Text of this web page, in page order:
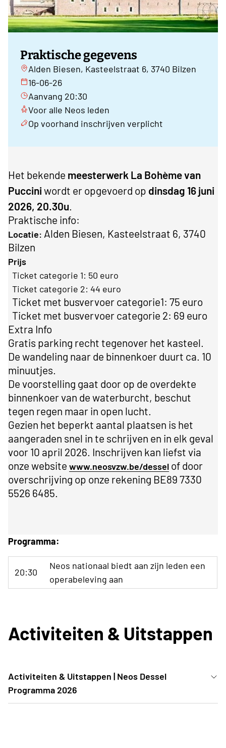
Praktische gegevens
Alden Biesen, Kasteelstraat 6, 3740 Bilzen
16-06-26
Aanvang 20:30
Voor alle Neos leden
Op voorhand inschrijven verplicht
Het bekende meesterwerk La Bohème van
Pucciniwordt er opgevoerd op dinsdag 16 juni
2026, 20.30u.
Praktische info:
Locatie: Alden Biesen, Kasteelstraat 6, 3740
Bilzen
Prijs
Ticket categorie 1: 50 euro
Ticket categorie 2: 44 euro
Ticket met busvervoer categorie1: 75 euro
Ticket met busvervoer categorie 2: 69 euro
Extra Info
Gratis parking recht tegenover het kasteel.
De wandeling naar de binnenkoer duurt ca. 10
minuutjes.
De voorstelling gaat door op de overdekte
binnenkoer van de waterburcht, beschut
tegen regen maar in open lucht.
Gezien het beperkt aantal plaatsen is het
aangeraden snel in te schrijven en in elk geval
voor 10 april 2026. Inschrijven kan liefst via
onze website www.neosvzw.be/dessel of door
overschrijving op onze rekening BE89 7330
5526 6485.
Programma:
20:30
Neos nationaal biedt aan zijn leden een
operabeleving aan
Activiteiten & Uitstappen
Activiteiten & Uitstappen | Neos Dessel
Programma 2026